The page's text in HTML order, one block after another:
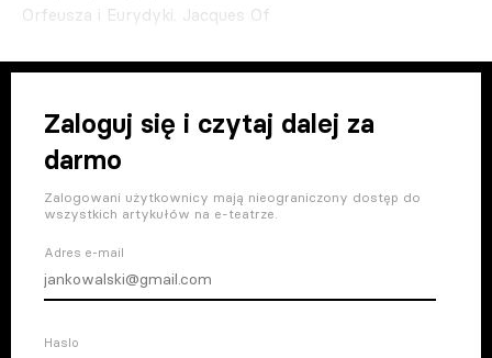
Orfeusza i Eurydyki. Jacques Of
Zaloguj się i czytaj dalej za
darmo
Zalogowani użytkownicy mają nieograniczony dostęp do
wszystkich artykułów na e-teatrze.
Adres e-mail
Haslo